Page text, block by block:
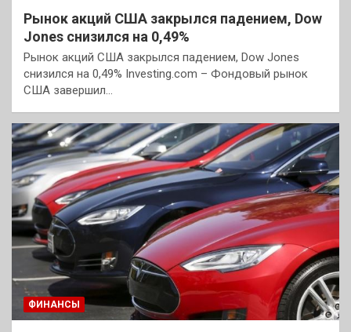
Рынок акций США закрылся падением, Dow
Jones снизился на 0,49%
Рынок акций США закрылся падением, Dow Jones
снизился на 0,49% Investing.com – Фондовый рынок
США завершил…
ФИНАНСЫ